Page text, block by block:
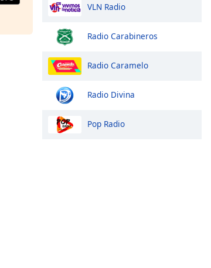
VLN Radio
Radio Carabineros
Radio Caramelo
Radio Divina
Pop Radio